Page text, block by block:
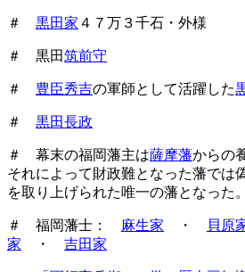
＃ 黒田家 ４７万３千石・外様
＃ 黒田筑前守
＃ 豊臣秀吉の軍師として活躍した
＃ 黒田長政
＃ 幕末の福岡藩主は薩摩藩からの
それによって財政難となった藩では
を取り上げられた唯一の藩となっ
＃ 福岡藩士： 麻生家 ・ 貝原
家 ・ 吉田家